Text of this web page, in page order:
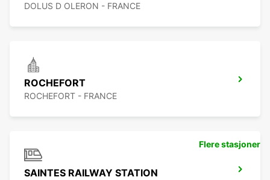
DOLUS D OLERON - FRANCE
ROCHEFORT
ROCHEFORT - FRANCE
SAINTES RAILWAY STATION
Flere stasjoner